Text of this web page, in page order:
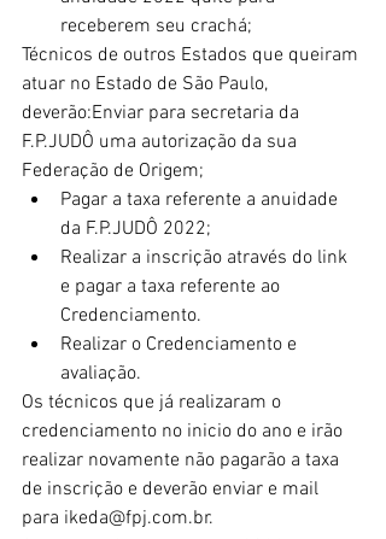
receberem seu crachá;
Técnicos de outros Estados que queiram
atuar no Estado de São Paulo,
deverão:Enviar para secretaria da
F.P.JUDÔ uma autorização da sua
Federação de Origem;
Pagar a taxa referente a anuidade
da F.P.JUDÔ 2022;
Realizar a inscrição através do link
e pagar a taxa referente ao
Credenciamento.
Realizar o Credenciamento e
avaliação.
Os técnicos que já realizaram o
credenciamento no inicio do ano e irão
realizar novamente não pagarão a taxa
de inscrição e deverão enviar e mail
para ikeda@fpj.com.br.